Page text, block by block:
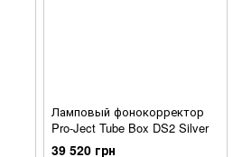
Ламповый фонокорректор
Pro-Ject Tube Box DS2 Silver
39 520 грн